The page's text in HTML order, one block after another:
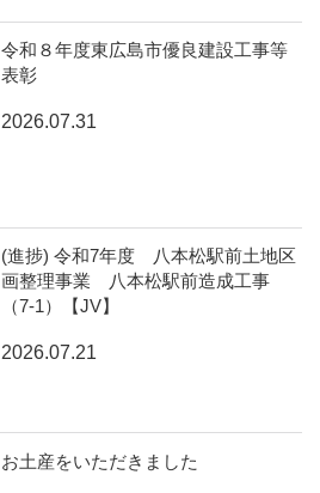
令和８年度東広島市優良建設工事等
表彰
2026.07.31
(進捗) 令和7年度 八本松駅前土地区
画整理事業 八本松駅前造成工事
（7-1）【JV】
2026.07.21
お土産をいただきました